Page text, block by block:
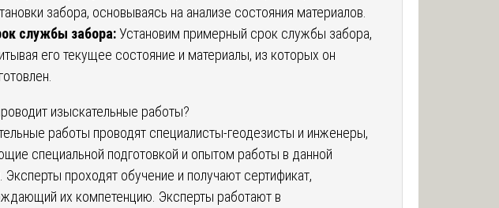
забора, основываясь на анализе состояния материалов.
службы забора:Установим примерный срок службы забора,
его текущее состояние и материалы, из которых он
изыскательные работы?
работы проводят специалисты-геодезисты и инженеры,
специальной подготовкой и опытом работы в данной
Эксперты проходят обучение и получают сертификат,
их компетенцию. Эксперты работают в